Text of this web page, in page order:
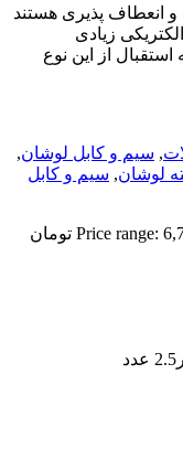
و انعطاف پذیری هستند
زیادی
از این نوع
, سیم و کابل لوشان,
لوشان, سیم و کابل
Price range: 6,793,200 تومان